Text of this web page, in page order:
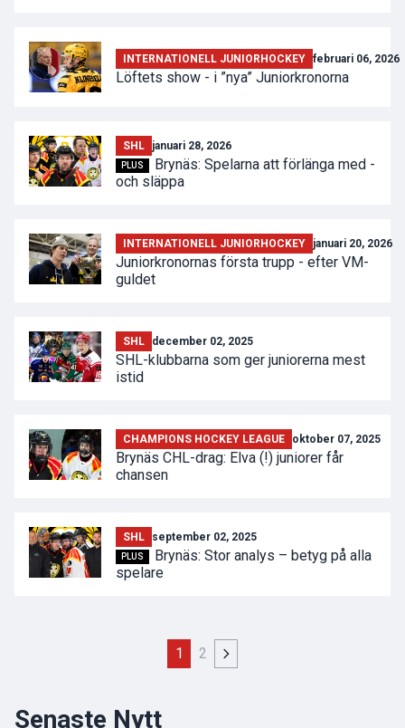
INTERNATIONELL JUNIORHOCKEY februari 06, 2026
Löftets show - i ”nya” Juniorkronorna
SHL januari 28, 2026
PLUS
Brynäs: Spelarna att förlänga med -
och släppa
INTERNATIONELL JUNIORHOCKEY januari 20, 2026
Juniorkronornas första trupp - efter VM-
guldet
SHL december 02, 2025
SHL-klubbarna som ger juniorerna mest
istid
CHAMPIONS HOCKEY LEAGUE oktober 07, 2025
Brynäs CHL-drag: Elva (!) juniorer får
chansen
SHL september 02, 2025
PLUS
Brynäs: Stor analys – betyg på alla
spelare
1 2
Senaste Nytt